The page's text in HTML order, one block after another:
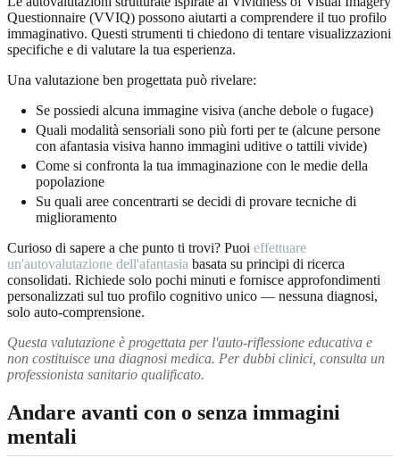
Questionnaire (VVIQ) possono aiutarti a comprendere il tuo profilo
immaginativo. Questi strumenti ti chiedono di tentare visualizzazioni
specifiche e di valutare la tua esperienza.
Una valutazione ben progettata può rivelare:
Se possiedi alcuna immagine visiva (anche debole o fugace)
Quali modalità sensoriali sono più forti per te (alcune persone
con afantasia visiva hanno immagini uditive o tattili vivide)
Come si confronta la tua immaginazione con le medie della
popolazione
Su quali aree concentrarti se decidi di provare tecniche di
miglioramento
Curioso di sapere a che punto ti trovi? Puoi effettuare
un'autovalutazione dell'afantasia basata su principi di ricerca
consolidati. Richiede solo pochi minuti e fornisce approfondimenti
personalizzati sul tuo profilo cognitivo unico — nessuna diagnosi,
solo auto-comprensione.
Questa valutazione è progettata per l'auto-riflessione educativa e
non costituisce una diagnosi medica. Per dubbi clinici, consulta un
professionista sanitario qualificato.
Andare avanti con o senza immagini
mentali